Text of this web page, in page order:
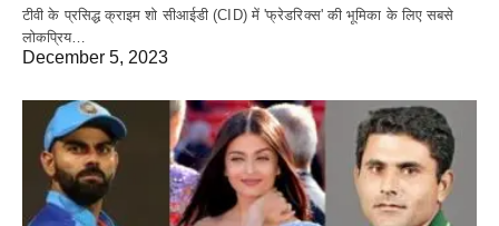
टीवी के प्रसिद्ध क्राइम शो सीआईडी (CID) में 'फ्रेडरिक्स' की भूमिका के लिए सबसे
लोकप्रिय…
December 5, 2023